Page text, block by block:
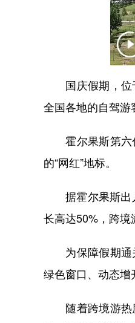
国庆假期，位于
全国各地的自驾游
霍尔果斯第六代
的“网红”地标。
据霍尔果斯出入
长高达50%，跨境
为保障假期通关
绿色窗口、动态增
随着跨境游热度